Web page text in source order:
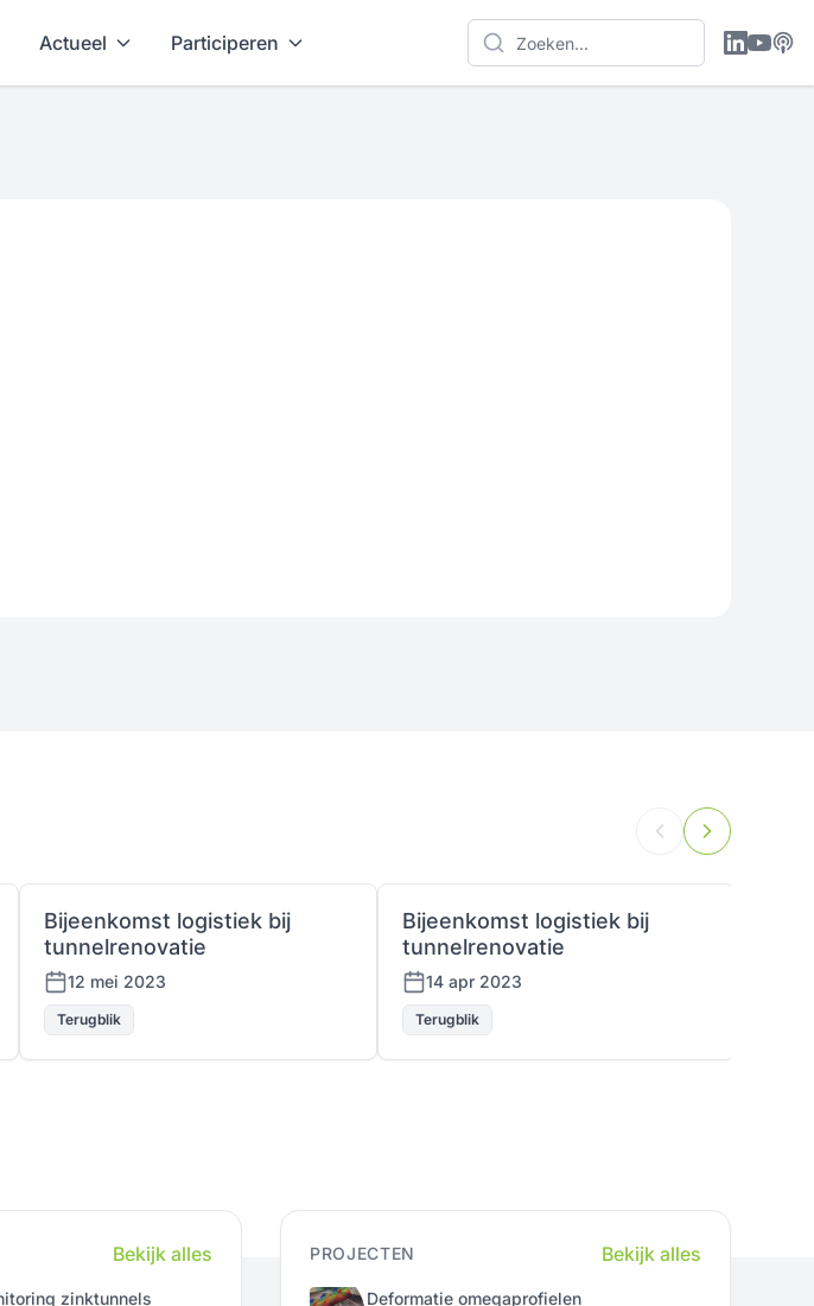
Actueel Participeren
Bijeenkomst logistiek bij
tunnelrenovatie
12 mei 2023
Terugblik
Bijeenkomst logistiek bij
tunnelrenovatie
14 apr 2023
Terugblik
Bekijk alles
zinktunnels
PROJECTEN Bekijk alles
Deformatie omegaprofielen